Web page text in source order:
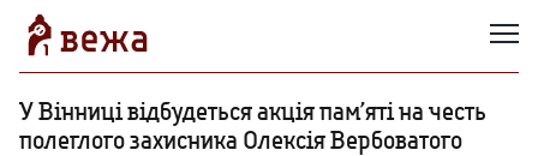
У Вінниці відбудеться акція пам’яті на честь
полеглого захисника Олексія Вербоватого